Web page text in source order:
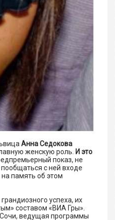
Анна Седокова
женскую роль. И это
показ, не
с ней входе
память об этом
успеха, их
составом «ВИА Гры».
Сочи, ведущая программы